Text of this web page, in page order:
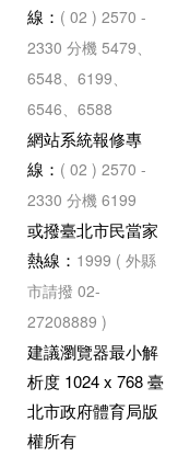
線： ( 02 ) 2570 -
2330 分機 5479、
6548、6199、
6546、6588
網站系統報修專
線： ( 02 ) 2570 -
2330 分機 6199
或撥臺北市民當家
熱線： 1999 ( 外縣
市請撥 02-
27208889 )
建議瀏覽器最小解
析度 1024 x 768 臺
北市政府體育局版
權所有